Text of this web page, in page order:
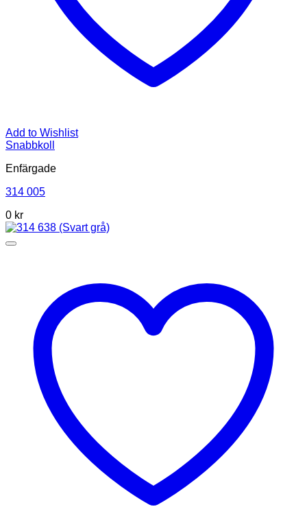
Add to Wishlist
Snabbkoll
Enfärgade
314 005
0 kr